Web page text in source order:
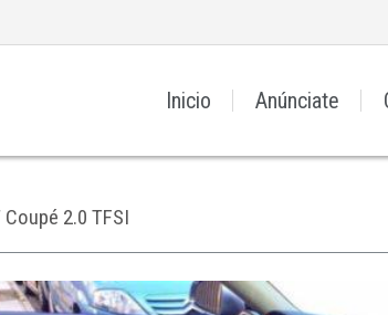
Inicio Anúnciate
Coupé 2.0 TFSI